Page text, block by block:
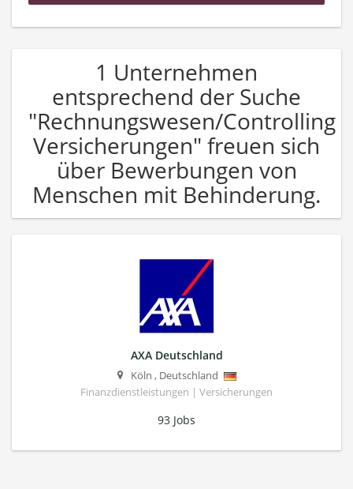
1 Unternehmen
entsprechend der Suche
"Rechnungswesen/Controlling
Versicherungen" freuen sich
über Bewerbungen von
Menschen mit Behinderung.
AXA Deutschland
Köln , Deutschland
Finanzdienstleistungen | Versicherungen
93 Jobs